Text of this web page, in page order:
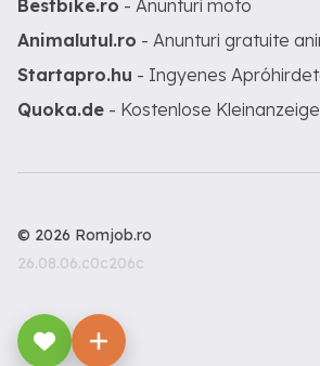
Bestbike.ro - Anunturi moto
Animalutul.ro - Anunturi gratuite
Startapro.hu - Ingyenes
Quoka.de - Kostenlose
© 2026 Romjob.ro
26.08.06.c0c206c